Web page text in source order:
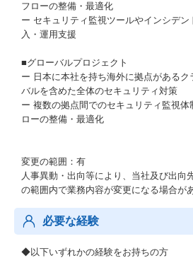
フローの整備・最適化​
ー セキュリティ監視ツールやインシデ
入・運用支援​
■グローバルプロジェクト​
ー 日本に本社を持ち海外に拠点がある
バルを含めた全体のセキュリティ対策​
ー 複数の拠点間でのセキュリティ監視
ローの整備・最適化​
変更の範囲：有
人事異動・出向等により、当社及び出向
の範囲内で業務内容が変更になる場合が
必要な経験
◆以下いずれかの経験をお持ちの方